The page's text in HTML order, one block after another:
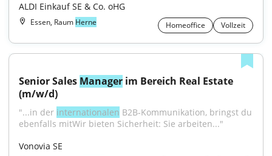
ALDI Einkauf SE & Co. oHG
Essen, Raum Herne Homeoffice Vollzeit
Senior Sales Manager im Bereich Real Estate
(m/w/d)
"...in der internationalen B2B-Kommunikation, bringst du
ebenfalls mitWir bieten Sicherheit: Sie arbeiten..."
Vonovia SE